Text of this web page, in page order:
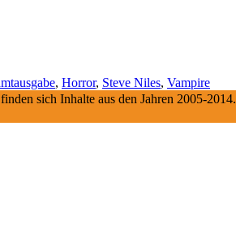
, Horror, Steve Niles, Vampire
sich Inhalte aus den Jahren 2005-2014.